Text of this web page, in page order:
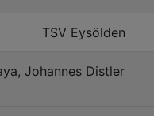
TSV Eysölden
Johannes Distler